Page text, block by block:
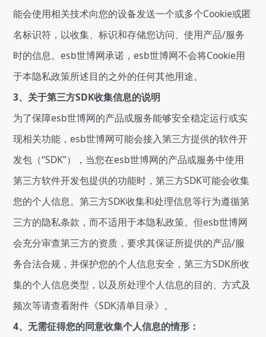
能会使用相关技术向您的设备发送一个或多个Cookie或匿
名标识符，以收集、标识和存储您访问、使用产品/服务
时的信息。esb世博网承诺，esb世博网不会将Cookie用
于本隐私政策所述目的之外的任何其他用途。
3、关于第三方SDK收集信息的说明
为了保障esb世博网的产品或服务能够安全稳定运行或实
现相关功能，esb世博网可能会接入第三方提供的软件开
发包（“SDK”），当您在esb世博网的产品或服务中使用
第三方软件开发包提供的功能时，第三方SDK可能会收集
您的个人信息。第三方SDK收集和处理信息等行为遵循第
三方的隐私条款，而不适用于本隐私政策。但esb世博网
会充分审查第三方的资质，要求其保证所提供的产品/服
务合法合规，并保护您的个人信息安全，第三方SDK所收
集的个人信息类型，以及所处理个人信息的目的、方式及
频次等请查看附件《SDK清单目录》。
4、无需征得您的同意收集个人信息的情形：